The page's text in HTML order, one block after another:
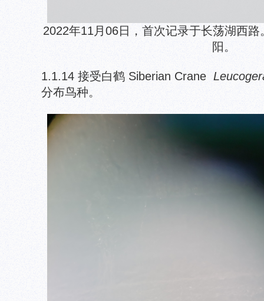
2022年11月06日，首次记录于长荡湖西
阳。
1.1.14 接受白鹤 Siberian Crane
分布鸟种。